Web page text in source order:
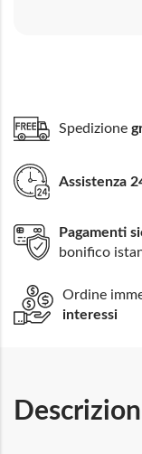
Spedizione
Assistenza
Pagamenti
bonifico
Ordine
interessi